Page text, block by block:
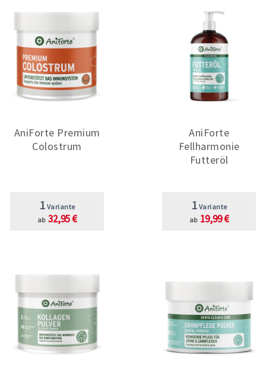
AniForte Premium
Colostrum
1 Variante
ab 32,95 €
AniForte
Fellharmonie
Futteröl
1 Variante
ab 19,99 €